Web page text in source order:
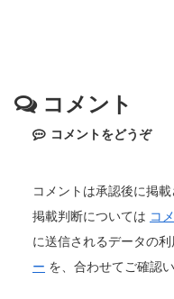
コメント
コメントをどうぞ
コメントは承認後に掲
掲載判断については コ
に送信されるデータの
ー を、合わせてご確認